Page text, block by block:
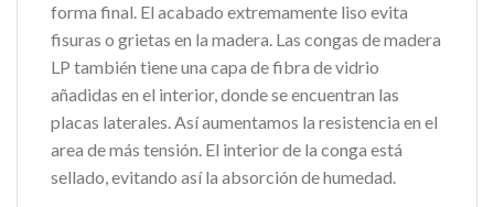
forma final. El acabado extremamente liso evita
fisuras o grietas en la madera. Las congas de madera
LP también tiene una capa de fibra de vidrio
añadidas en el interior, donde se encuentran las
placas laterales. Así aumentamos la resistencia en el
area de más tensión. El interior de la conga está
sellado, evitando así la absorción de humedad.